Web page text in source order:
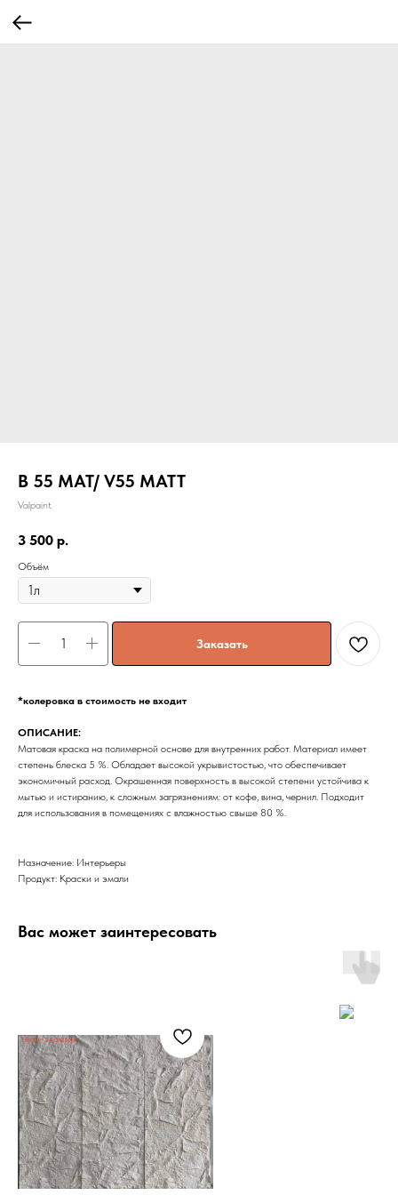
В 55 МАТ/ V55 MATT
Valpaint
3 500 р.
Объём
Заказать
*колеровка в стоимость не входит
ОПИСАНИЕ:
Матовая краска на полимерной основе для внутренних работ. Материал имеет
степень блеска 5 %. Обладает высокой укрывистостью, что обеспечивает
экономичный расход. Окрашенная поверхность в высокой степени устойчива к
мытью и истиранию, к сложным загрязнениям: от кофе, вина, чернил. Подходит
для использования в помещениях с влажностью свыше 80 %.
Назначение: Интерьеры
Продукт: Краски и эмали
Вас может заинтересовать